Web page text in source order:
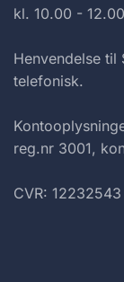
kl. 10.00 - 12.00
Henvendelse til
telefonisk.
reg.nr 3001,
CVR: 12232543